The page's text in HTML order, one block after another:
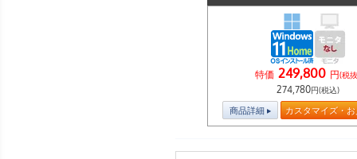
特価 249,800 円(税
274,780円(税込)
商品詳細 カスタマイズ・